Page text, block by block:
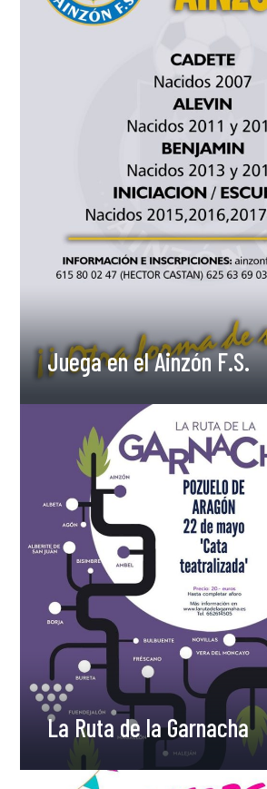
Juega en el Ainzón F.S.
La Ruta de la Garnacha